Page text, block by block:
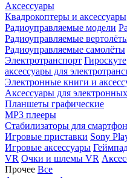
Аксессуары
Квадрокоптеры и аксессуары
Радиоуправляемые модели
Радиоуправляемые
Радиоуправляемые самолёты
Электротранспорт
аксессуары для
Электронные книги и
Аксессуары для
Планшеты графические
MP3 плееры
Стабилизаторы для
Игровые приставки Sony
Игровые аксессуары
VR Очки и шлемы VR
Прочее Все